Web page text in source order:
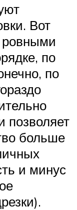
Вот
ровными
по
по
позволяет
больше
и минус